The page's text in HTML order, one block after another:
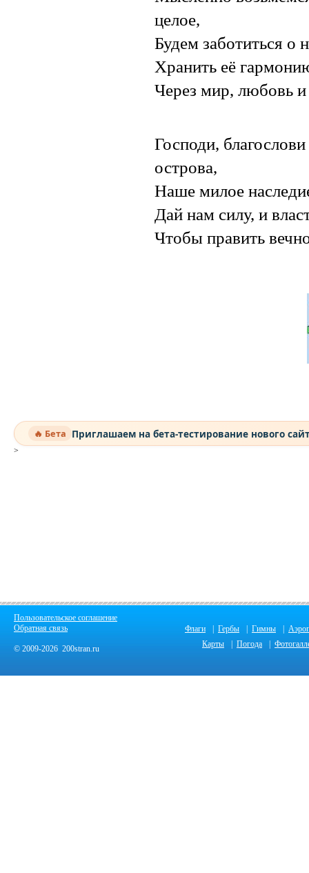
целое,
Будем заботиться
Хранить её
Через мир, любовь и
Господи,
острова,
Наше милое
Дай нам силу, и
Чтобы править
🔥 Бета Приглашаем на бета-тестирование нового
>
Пользовательское соглашение
Обратная связь
© 2009-2026 200stran.ru
Флаги Гербы Гимны
Карты
Погода